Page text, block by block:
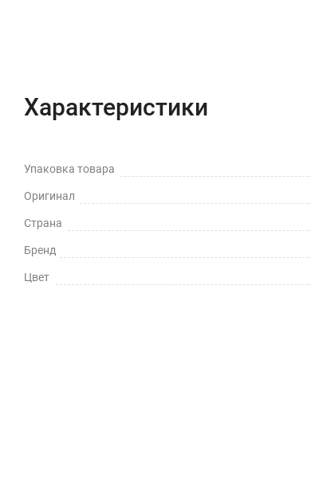
Характеристики
Упаковка товара
Оригинал
Страна
Бренд
Цвет